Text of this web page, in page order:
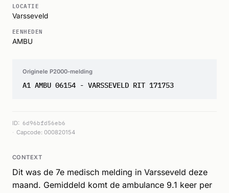
LOCATIE
Varsseveld
EENHEDEN
AMBU
Originele P2000-melding
A1 AMBU 06154 - VARSSEVELD RIT 171753
ID: 6d96bfd56eb6
Capcode: 000820154
CONTEXT
Dit was de 7e medisch melding in Varsseveld deze
maand. Gemiddeld komt de ambulance 9.1 keer per